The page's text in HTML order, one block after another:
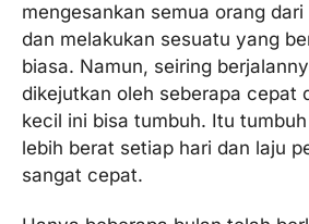
mengesankan semua orang
dan melakukan sesuatu yang
biasa. Namun, seiring
dikejutkan oleh seberapa cepat
kecil ini bisa tumbuh. Itu
lebih berat setiap hari dan laju
sangat cepat.